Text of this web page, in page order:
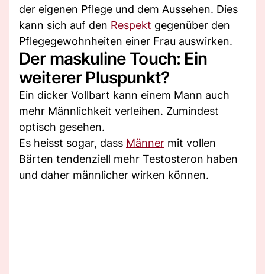
der eigenen Pflege und dem Aussehen. Dies
kann sich auf den Respekt gegenüber den
Pflegegewohnheiten einer Frau auswirken.
Der maskuline Touch: Ein
weiterer Pluspunkt?
Ein dicker Vollbart kann einem Mann auch
mehr Männlichkeit verleihen. Zumindest
optisch gesehen.
Es heisst sogar, dass Männer mit vollen
Bärten tendenziell mehr Testosteron haben
und daher männlicher wirken können.